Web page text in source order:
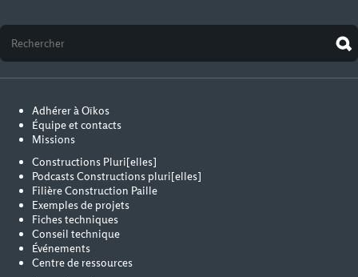
Adhérer à Oïkos
Équipe et contacts
Missions
Constructions Pluri[elles]
Podcasts Constructions pluri[elles]
Filière Construction Paille
Exemples de projets
Fiches techniques
Conseil technique
Événements
Centre de ressources